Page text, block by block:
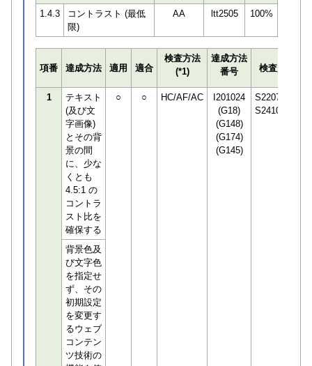
1.4.3
コントラスト (最低
限)
AA ltt2505 100%
項番 達成方法 適用 適合
検査方法
(*1)
達成方法
番号
検査員
1
テキスト
(及び文
字画像)
とその背
景の間
に、少な
くとも
4.5:1 の
コントラ
スト比を
確保する
○ ○ HC/AF/AC
I201024
(G18)
(G148)
(G174)
(G145)
S220752
S241092
背景色及
び文字色
を指定せ
ず、その
初期設定
を変更す
るウェブ
コンテン
ツ技術の